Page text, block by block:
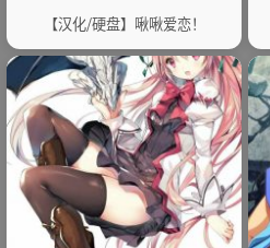
【汉化/硬盘】啾啾爱恋！